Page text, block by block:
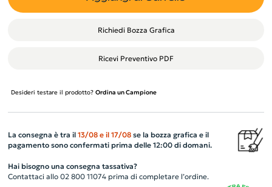
Richiedi Bozza Grafica
Ricevi Preventivo PDF
Desideri testare il prodotto? Ordina un Campione
La consegna è tra il 13/08 e il 17/08se la bozza grafica e il
pagamento sono confermati prima delle 12:00 di domani.
Hai bisogno una consegna tassativa?
Contattaci allo 02 800 11074 prima di completare l’ordine.